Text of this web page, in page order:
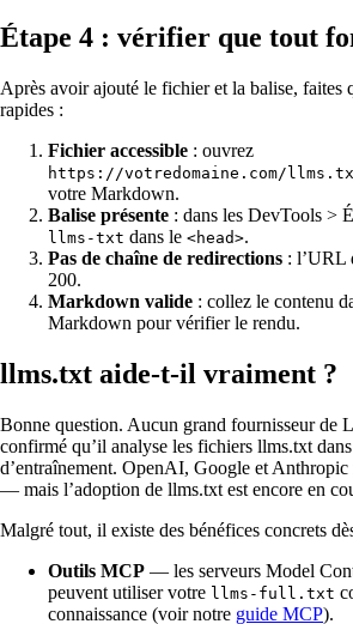
Étape 4 : vérifier que tout
Après avoir ajouté le fichier et la balise, faites
rapides :
Fichier accessible : ouvrez
https://votredomaine.com/
votre Markdown.
Balise présente : dans les DevTools >
llms-txt dans le <head>.
Pas de chaîne de redirections : l’URL
200.
Markdown valide : collez le contenu
Markdown pour vérifier le rendu.
llms.txt aide-t-il vraiment ?
Bonne question. Aucun grand fournisseur de
confirmé qu’il analyse les fichiers llms.txt
d’entraînement. OpenAI, Google et Anthropic
— mais l’adoption de llms.txt est encore en
Malgré tout, il existe des bénéfices concrets
Outils MCP — les serveurs Model
peuvent utiliser votre llms-full.txt
connaissance (voir notre guide MCP).